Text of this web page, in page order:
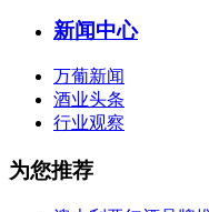
新闻中心
万葡新闻
酒业头条
行业观察
为您推荐